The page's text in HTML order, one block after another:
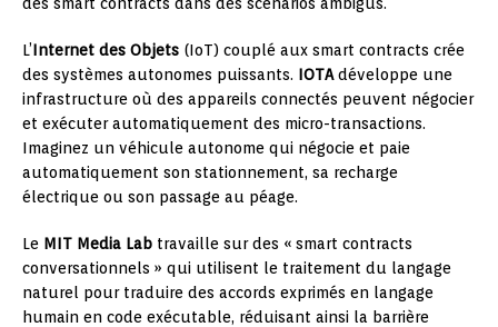
L’Internet des Objets (IoT) couplé aux smart contracts crée
des systèmes autonomes puissants. IOTAdéveloppe une
infrastructure où des appareils connectés peuvent négocier
et exécuter automatiquement des micro-transactions.
Imaginez un véhicule autonome qui négocie et paie
automatiquement son stationnement, sa recharge
électrique ou son passage au péage.
Le MIT Media Lab travaille sur des « smart contracts
conversationnels » qui utilisent le traitement du langage
naturel pour traduire des accords exprimés en langage
humain en code exécutable, réduisant ainsi la barrière